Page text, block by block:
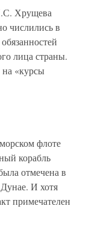
Хрущева
числились в
лица страны.
«курсы
флоте
корабль
отмечена в
И хотя
примечателен